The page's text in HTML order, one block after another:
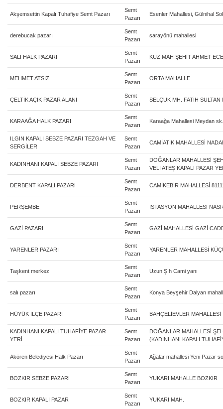
Akşemsettin Kapalı Tuhafiye Semt Pazarı
Semt
Pazarı
Esenler Mahallesi, Gülnihal
derebucak pazarı
Semt
Pazarı
sarayönü mahallesi
SALI HALK PAZARI
Semt
Pazarı
KUZ MAH ŞEHİT AHMET
MEHMET ATSIZ
Semt
Pazarı
ORTA MAHALLE
ÇELTİK AÇIK PAZAR ALANI
Semt
Pazarı
SELÇUK MH. FATİH SULTAN
KARAAĞA HALK PAZARI
Semt
Pazarı
Karaağa Mahallesi Meydan sk.
ILGIN KAPALI SEBZE PAZARI TEZGAH VE
SERGİLER
Semt
Pazarı
CAMİATİK MAHALLESİ
KADINHANI KAPALI SEBZE PAZARI
Semt
Pazarı
DOĞANLAR MAHALLESİ
VELİ ATEŞ KAPALI PAZAR
DERBENT KAPALI PAZARI
Semt
Pazarı
CAMİKEBİR MAHALLESİ
PERŞEMBE
Semt
Pazarı
İSTASYON MAHALLESİ
GAZİ PAZARI
Semt
Pazarı
GAZİ MAHALLESİ GAZİ
YARENLER PAZARI
Semt
Pazarı
YARENLER MAHALLESİ
Taşkent merkez
Semt
Pazarı
Uzun Şıh Cami yanı
salı pazarı
Semt
Pazarı
Konya Beyşehir Dalyan
HÜYÜK İLÇE PAZARI
Semt
Pazarı
BAHÇELİEVLER MAHALLESİ
KADINHANI KAPALI TUHAFİYE PAZAR
YERİ
Semt
Pazarı
DOĞANLAR MAHALLESİ
(KADINHANI KAPALI
Akören Belediyesi Halk Pazarı
Semt
Pazarı
Ağalar mahallesi Yeni Pazar
BOZKIR SEBZE PAZARI
Semt
Pazarı
YUKARI MAHALLE BOZKIR
BOZKIR KAPALI PAZAR
Semt
Pazarı
YUKARI MAH.